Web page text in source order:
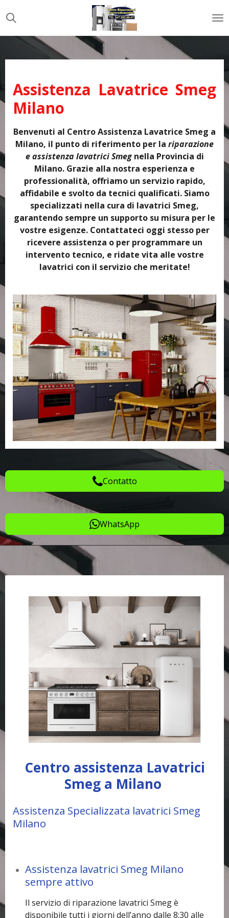
al
contenuto
Assistenza Lavatrice Smeg
Milano
Benvenuti al Centro Assistenza Lavatrice Smeg a
Milano, il punto di riferimento per la riparazione
e assistenza lavatrici Smegnella Provincia di
Milano. Grazie alla nostra esperienza e
professionalità, offriamo un servizio rapido,
affidabile e svolto da tecnici qualificati. Siamo
specializzati nella cura di lavatrici Smeg,
garantendo sempre un supporto su misura per le
vostre esigenze. Contattateci oggi stesso per
ricevere assistenza o per programmare un
intervento tecnico, e ridate vita alle vostre
lavatrici con il servizio che meritate!
Contatto
WhatsApp
Centro assistenza Lavatrici
Smeg a Milano
Assistenza Specializzata lavatrici Smeg
Milano
Assistenza lavatrici Smeg Milano
sempre attivo
Il servizio di riparazione lavatrici Smeg è
disponibile tutti i giorni dell’anno dalle 8:30 alle